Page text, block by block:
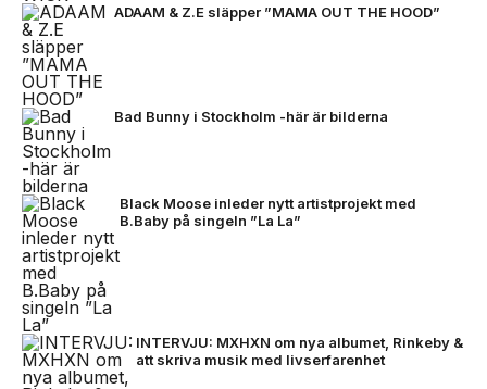
ADAAM & Z.E släpper ”MAMA OUT THE HOOD”
Bad Bunny i Stockholm -här är bilderna
Black Moose inleder nytt artistprojekt med
B.Baby på singeln ”La La”
INTERVJU: MXHXN om nya albumet, Rinkeby &
att skriva musik med livserfarenhet